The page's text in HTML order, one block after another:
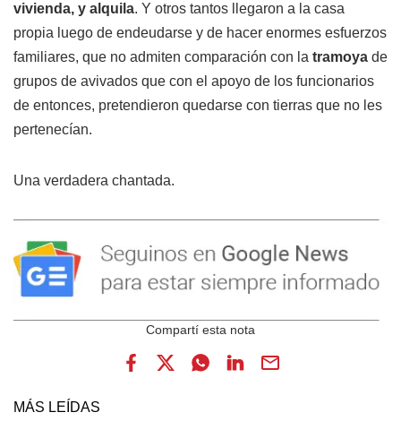
vivienda, y alquila. Y otros tantos llegaron a la casa
propia luego de endeudarse y de hacer enormes esfuerzos
familiares, que no admiten comparación con la tramoya de
grupos de avivados que con el apoyo de los funcionarios
de entonces, pretendieron quedarse con tierras que no les
pertenecían.
Una verdadera chantada.
MÁS LEÍDAS